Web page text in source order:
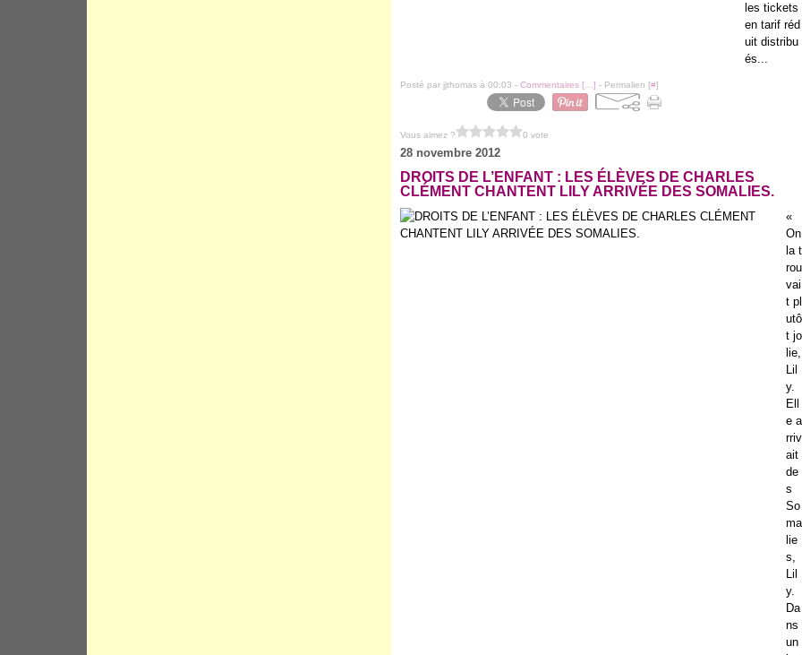
les tickets
en tarif réd
uit distribu
és...
Posté par jjthomas à 00:03 - Commentaires [ ] - Permalien [#]
Vous aimez ? 0 vote
28 novembre 2012
DROITS DE L’ENFANT : LES ÉLÈVES DE CHARLES
CLÉMENT CHANTENT LILY ARRIVÉE DES SOMALIES.
«
On
la t
rou
vai
t pl
utô
t jo
lie,
Lil
y.
Ell
e a
rriv
ait
de
s
So
ma
lie
s,
Lil
y.
Da
ns
un